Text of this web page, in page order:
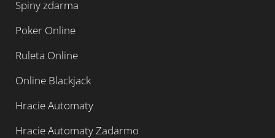
Spiny zdarma
Poker Online
Ruleta Online
Online Blackjack
Hracie Automaty
Hracie Automaty Zadarmo